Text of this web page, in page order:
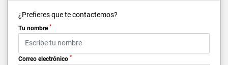
¿Prefieres que te contactemos?
Tu nombre *
Correo electrónico *